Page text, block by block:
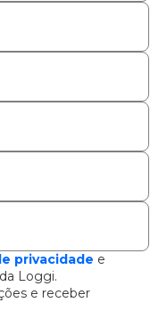
privacidade e
da Loggi.
e receber